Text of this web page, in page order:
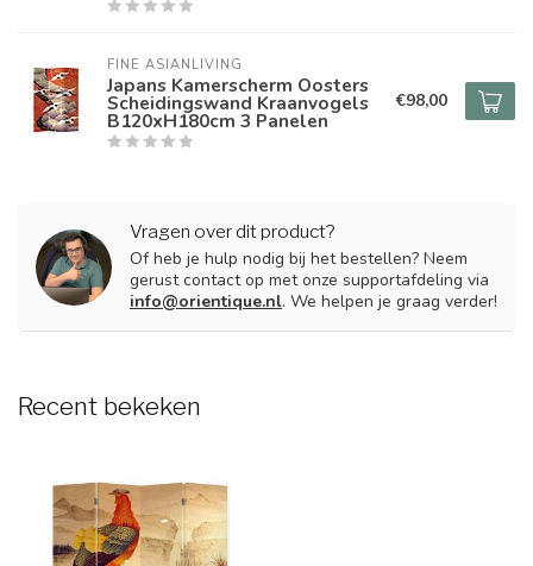
FINE ASIANLIVING
Japans Kamerscherm Oosters
Scheidingswand Kraanvogels
B120xH180cm 3 Panelen
€98,00
Vragen over dit product?
Of heb je hulp nodig bij het bestellen? Neem
gerust contact op met onze supportafdeling via
info@orientique.nl. We helpen je graag verder!
Recent bekeken